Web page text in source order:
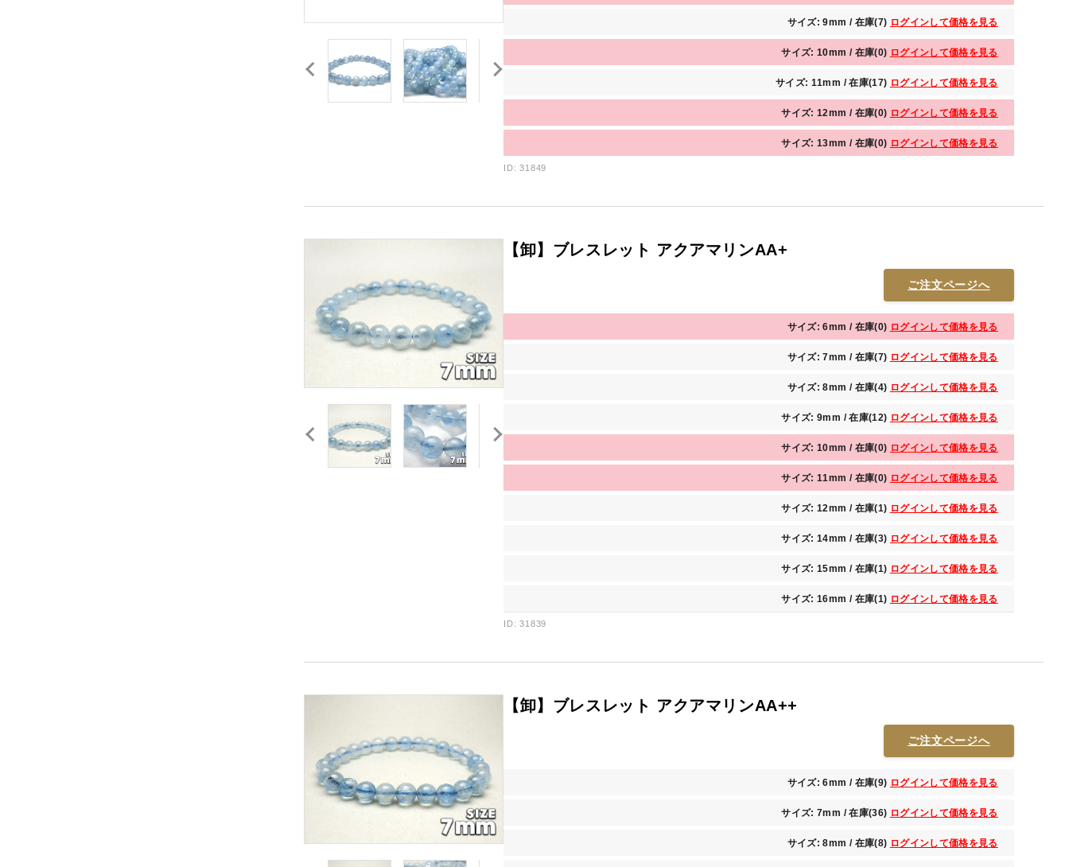
サイズ: 9mm / 在庫(7) ログインして価格を見る
サイズ: 10mm / 在庫(0) ログインして価格を見る
サイズ: 11mm / 在庫(17) ログインして価格を見る
サイズ: 12mm / 在庫(0) ログインして価格を見る
サイズ: 13mm / 在庫(0) ログインして価格を見る
ID: 31849
【卸】ブレスレット アクアマリンAA+
ご注文ページへ
サイズ: 6mm / 在庫(0) ログインして価格を見る
サイズ: 7mm / 在庫(7) ログインして価格を見る
サイズ: 8mm / 在庫(4) ログインして価格を見る
サイズ: 9mm / 在庫(12) ログインして価格を見る
サイズ: 10mm / 在庫(0) ログインして価格を見る
サイズ: 11mm / 在庫(0) ログインして価格を見る
サイズ: 12mm / 在庫(1) ログインして価格を見る
サイズ: 14mm / 在庫(3) ログインして価格を見る
サイズ: 15mm / 在庫(1) ログインして価格を見る
サイズ: 16mm / 在庫(1) ログインして価格を見る
ID: 31839
【卸】ブレスレット アクアマリンAA++
ご注文ページへ
サイズ: 6mm / 在庫(9) ログインして価格を見る
サイズ: 7mm / 在庫(36) ログインして価格を見る
サイズ: 8mm / 在庫(8) ログインして価格を見る